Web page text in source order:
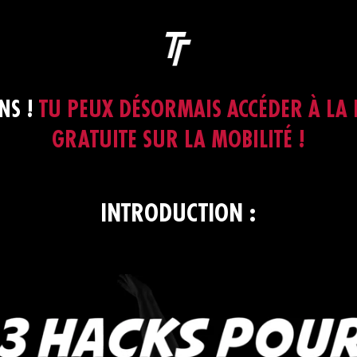
! TU PEUX DÉSORMAIS ACCÉDER À
GRATUITE SUR LA MOBILITÉ !
INTRODUCTION :